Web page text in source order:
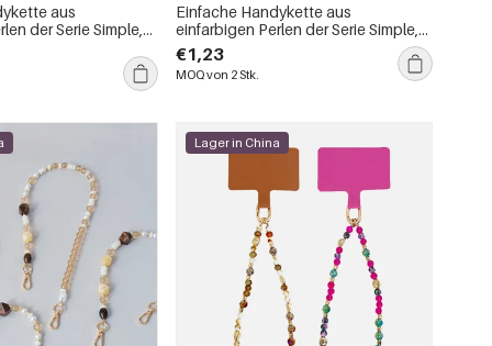
aus
der Serie Simple,
Einfache Handykette aus
einfarbigen Perlen der Serie Simple,
täglich erhältlich
€1,23
MOQ von 2 Stk.
Lager in China